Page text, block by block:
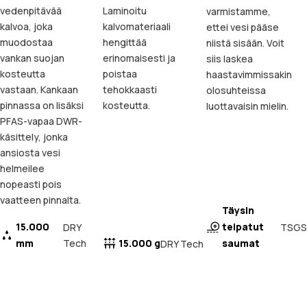
vedenpitävää
kalvoa, joka
muodostaa
vankan suojan
kosteutta
vastaan. Kankaan
pinnassa on lisäksi
PFAS-vapaa DWR-
käsittely, jonka
ansiosta vesi
helmeilee
nopeasti pois
vaatteen pinnalta.
15.000
mm
DRY
Tech
Laminoitu
kalvomateriaali
hengittää
erinomaisesti ja
poistaa
tehokkaasti
kosteutta.
15.000 gDRY Tech
varmistamme,
ettei vesi pääse
niistä sisään. Voit
siis laskea
haastavimmissakin
olosuhteissa
luottavaisin mielin.
Täysin
teipatut
saumat
TSGS